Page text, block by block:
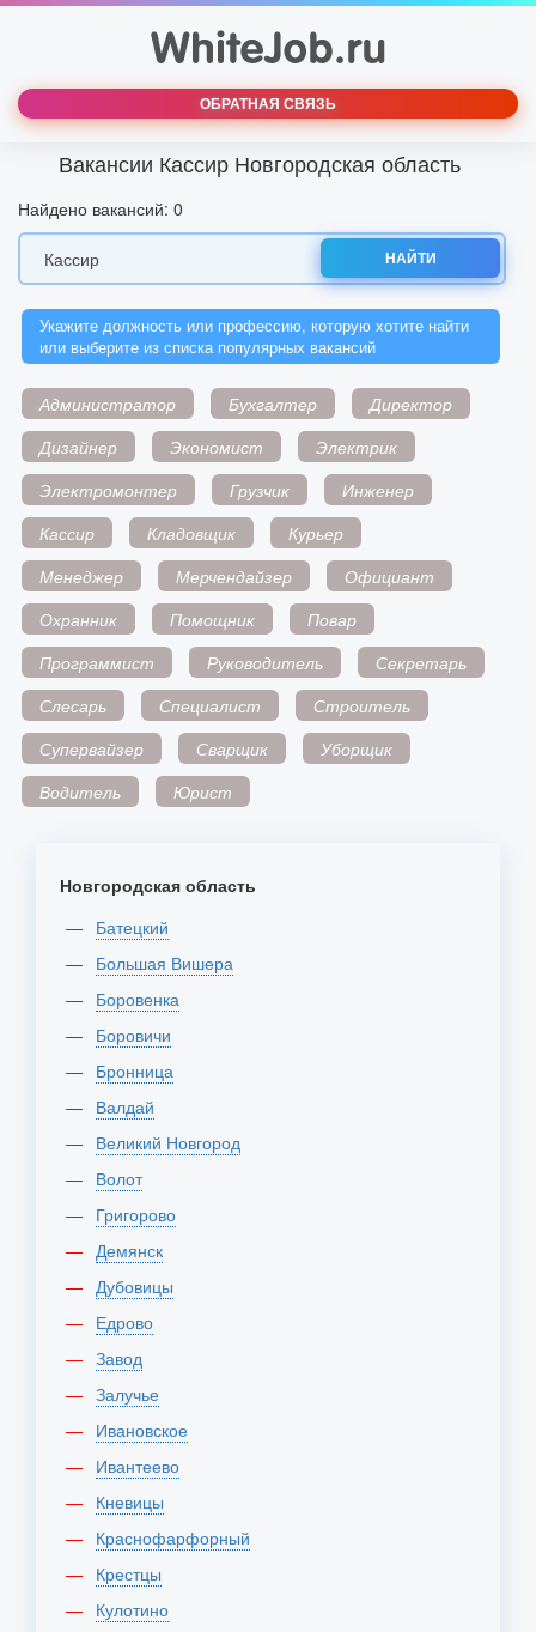
ОБРАТНАЯ СВЯЗЬ
Вакансии Кассир Новгородская область
Найдено вакансий: 0
НАЙТИ
Укажите должность или профессию, которую хотите найти
или выберите из списка популярных вакансий
Администратор Бухгалтер
Директор
Дизайнер
Экономист
Электрик
Электромонтер
Грузчик
Инженер
Кассир
Кладовщик
Курьер
Менеджер
Мерчендайзер
Официант
Охранник
Помощник
Повар
Программист
Руководитель
Секретарь
Слесарь
Специалист
Строитель
Супервайзер
Сварщик
Уборщик
Водитель
Юрист
Новгородская область
Батецкий
Большая Вишера
Боровенка
Боровичи
Бронница
Валдай
Великий Новгород
Волот
Григорово
Демянск
Дубовицы
Едрово
Завод
Залучье
Ивановское
Ивантеево
Кневицы
Краснофарфорный
Крестцы
Кулотино